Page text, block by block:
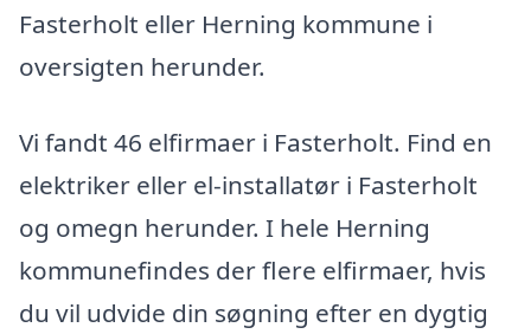
Fasterholt eller Herning kommune i
oversigten herunder.
Vi fandt 46 elfirmaer i Fasterholt. Find en
elektriker eller el-installatør i Fasterholt
og omegn herunder. I hele Herning
kommunefindes der flere elfirmaer, hvis
du vil udvide din søgning efter en dygtig